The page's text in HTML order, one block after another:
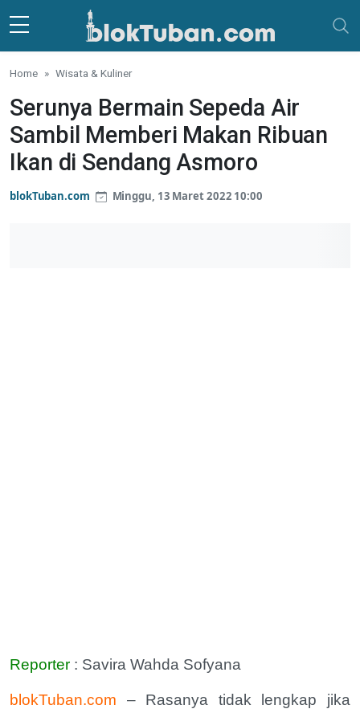
Skip to main content
Home Wisata & Kuliner
Serunya Bermain Sepeda Air
Sambil Memberi Makan Ribuan
Ikan di Sendang Asmoro
blokTuban.com Minggu, 13 Maret 2022 10:00
Reporter : Savira Wahda Sofyana
blokTuban.com – Rasanya tidak lengkap jika